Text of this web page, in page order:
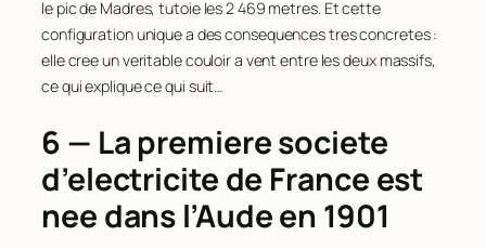
le pic de Madres, tutoie les 2 469 metres. Et cette
configuration unique a des consequences tres concretes :
elle cree un veritable couloir a vent entre les deux massifs,
ce qui explique ce qui suit…
6 — La premiere societe
d’electricite de France est
nee dans l’Aude en 1901